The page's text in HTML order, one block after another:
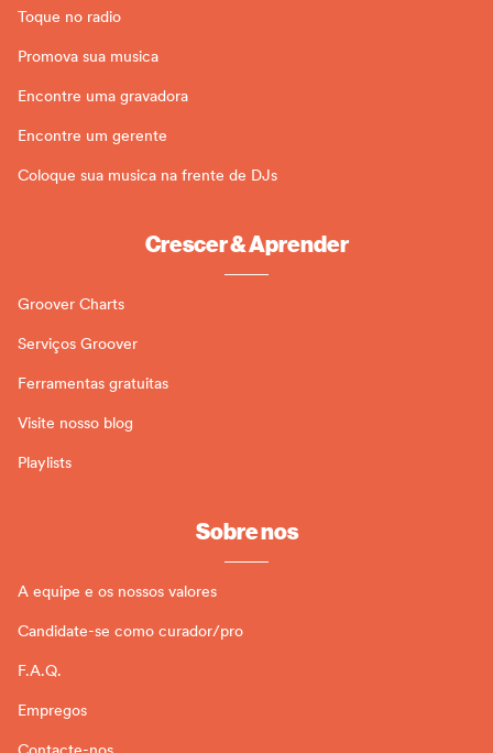
Toque no radio
Promova sua musica
Encontre uma gravadora
Encontre um gerente
Coloque sua musica na frente de DJs
Crescer & Aprender
Groover Charts
Serviços Groover
Ferramentas gratuitas
Visite nosso blog
Playlists
Sobre nos
A equipe e os nossos valores
Candidate-se como curador/pro
F.A.Q.
Empregos
Contacte-nos